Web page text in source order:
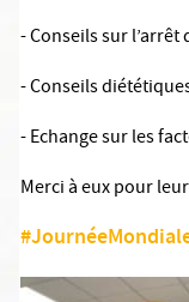
- Conseils sur l’arrêt
- Conseils
- Echange sur les
Merci à eux pour